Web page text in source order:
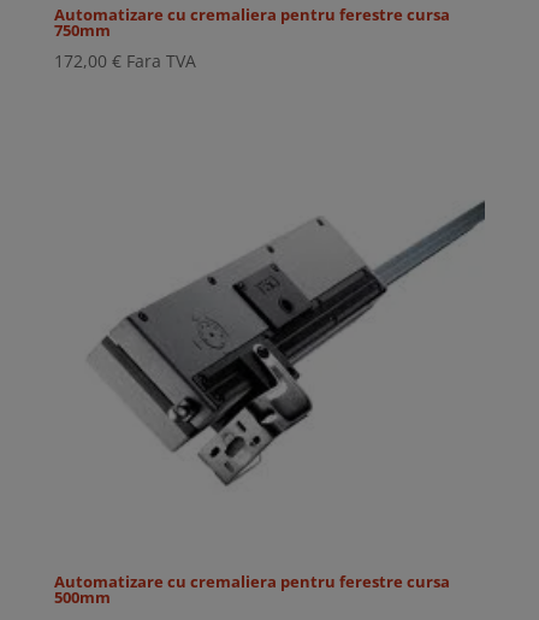
Automatizare cu cremaliera pentru ferestre cursa
750mm
172,00 € Fara TVA
Automatizare cu cremaliera pentru ferestre cursa
500mm